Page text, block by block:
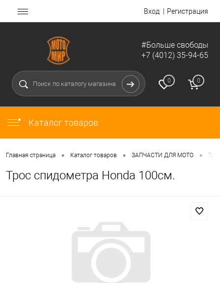
Вход Регистрация
#Больше свободы
+7 (4012) 35-94-65
0 0
Каталог товаров
Главная страница • Каталог товаров • ЗАПЧАСТИ ДЛЯ МОТО •
Трос спидометра Honda 100см.